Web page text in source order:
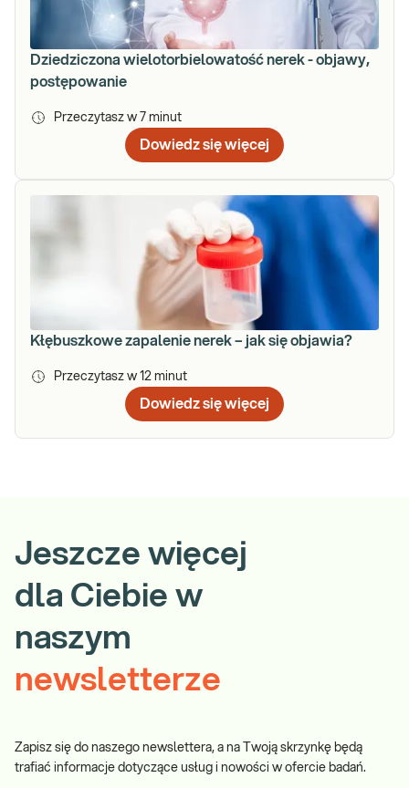
Dziedziczona wielotorbielowatość nerek - objawy,
postępowanie
Przeczytasz w 7 minut
Dowiedz się więcej
Kłębuszkowe zapalenie nerek – jak się objawia?
Przeczytasz w 12 minut
Dowiedz się więcej
Jeszcze więcej
dla Ciebie w
naszym
newsletterze
Zapisz się do naszego newslettera, a na Twoją skrzynkę będą
trafiać informacje dotyczące usług i nowości w ofercie badań.